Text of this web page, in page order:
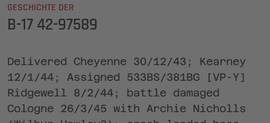
GESCHICHTE DER
B-17 42-97589
Delivered Cheyenne 30/12/43; Kearney
12/1/44; Assigned 533BS/381BG [VP-Y]
Ridgewell 8/2/44; battle damaged
Cologne 26/3/45 with Archie Nicholls